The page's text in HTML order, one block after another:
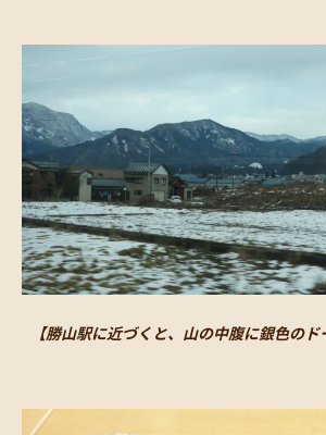
【勝山駅に近づくと、山の中腹に銀色のド